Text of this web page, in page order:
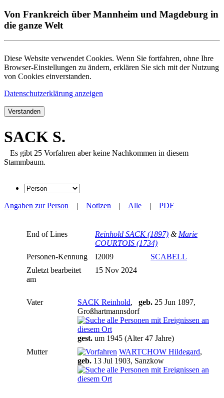
Von Frankreich über Mannheim und Magdeburg in
die ganze Welt
Diese Website verwendet Cookies. Wenn Sie fortfahren, ohne Ihre
Browser-Einstellungen zu ändern, erklären Sie sich mit der Nutzung
von Cookies einverstanden.
Datenschutzerklärung anzeigen
Verstanden
SACK S.
Es gibt 25 Vorfahren aber keine Nachkommen in diesem
Stammbaum.
Angaben zur Person | Notizen | Alle | PDF
End of Lines Reinhold SACK (1897) & Marie
COURTOIS (1734)
Personen-Kennung
I2009
SCABELL
Zuletzt bearbeitet
am
15 Nov 2024
Vater SACK Reinhold, geb. 25 Jun 1897,
Großhartmannsdorf
gest. um 1945 (Alter 47 Jahre)
Mutter
WARTCHOW Hildegard,
geb. 13 Jul 1903, Sanzkow